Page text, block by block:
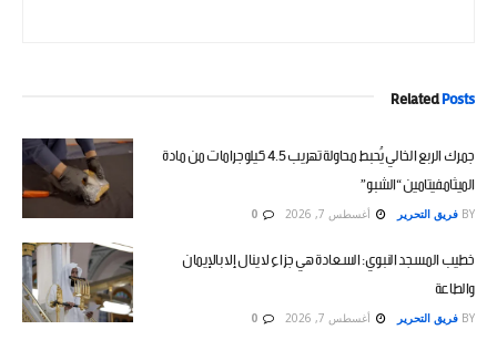
RelatedPosts
جمرك الربع الخالي يُحبط محاولة تهريب 4.5 كيلوجرامات من مادة
الميثامفيتامين “الشبو”
BY فريق التحرير أغسطس 7, 2026
خطيب المسجد النبوي: السعادة هي جزاء لا ينال إلا بالإيمان
والطاعة
BY فريق التحرير أغسطس 7, 2026